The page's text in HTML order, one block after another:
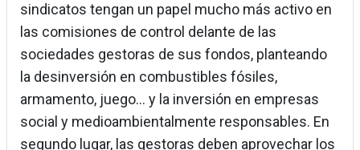
sindicatos tengan un papel mucho más activo en
las comisiones de control delante de las
sociedades gestoras de sus fondos, planteando
la desinversión en combustibles fósiles,
armamento, juego… y la inversión en empresas
social y medioambientalmente responsables. En
segundo lugar, las gestoras deben aprovechar los